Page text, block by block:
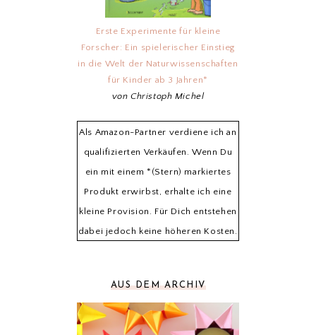
Erste Experimente für kleine
Forscher: Ein spielerischer Einstieg
in die Welt der Naturwissenschaften
für Kinder ab 3 Jahren*
von Christoph Michel
Als Amazon-Partner verdiene ich an
qualifizierten Verkäufen. Wenn Du
ein mit einem *(Stern) markiertes
Produkt erwirbst, erhalte ich eine
kleine Provision. Für Dich entstehen
dabei jedoch keine höheren Kosten.
AUS DEM ARCHIV